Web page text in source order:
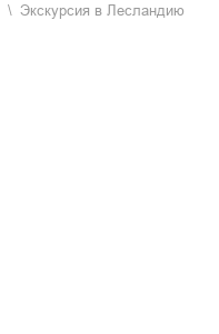
Экскурсия в Лесландию